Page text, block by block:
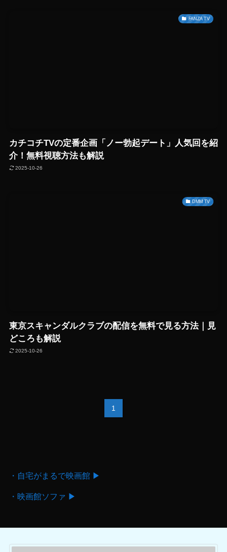
FANZA TV
カチコチTVの定番企画「ノー勃起デート」人気回を紹
介！無料視聴方法も解説
2025-10-26
DMM TV
東京スキャンダルクラブの配信を無料で見る方法｜見
どころも解説
2025-10-26
1
・自宅がまるで映画館 ▶
・映画館ソファ ▶